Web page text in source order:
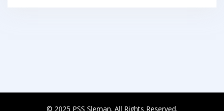
© 2025 PSS Sleman. All Rights Reserved.